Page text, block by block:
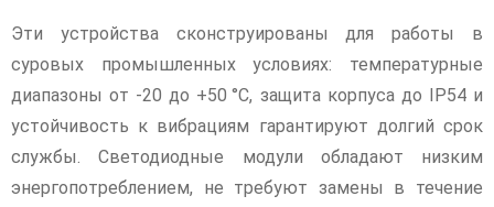
Эти устройства сконструированы для работы в
суровых промышленных условиях: температурные
диапазоны от -20 до +50 °C, защита корпуса до IP54 и
устойчивость к вибрациям гарантируют долгий срок
службы. Светодиодные модули обладают низким
энергопотреблением, не требуют замены в течение